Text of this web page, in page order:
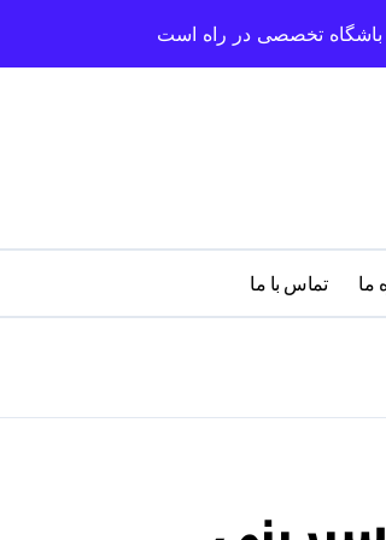
باشگاه تخصصی در راه است
ما تماس با ما